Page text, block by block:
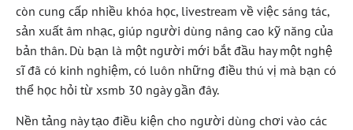
còn cung cấp nhiều khóa học, livestream về việc sáng tác,
sản xuất âm nhạc, giúp người dùng nâng cao kỹ năng của
bản thân. Dù bạn là một người mới bắt đầu hay một nghệ
sĩ đã có kinh nghiệm, có luôn những điều thú vị mà bạn có
thể học hỏi từ xsmb 30 ngày gần đây.
Nền tảng này tạo điều kiện cho người dùng chơi vào các